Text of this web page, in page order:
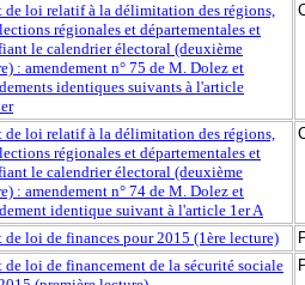
de loi relatif à la délimitation des régions,
régionales et départementales et
le calendrier électoral (deuxième
: amendement n° 75 de M. Dolez et
identiques suivants à l'article
de loi relatif à la délimitation des régions,
régionales et départementales et
le calendrier électoral (deuxième
: amendement n° 74 de M. Dolez et
identique suivant à l'article 1er A
de loi de finances pour 2015 (1ère lecture)
de loi de financement de la sécurité sociale